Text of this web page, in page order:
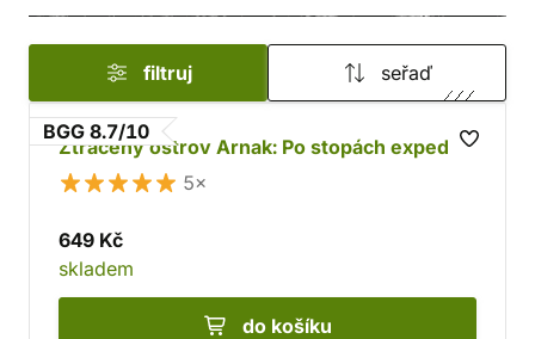
posílíš svou výpravu pomocí mocných artefaktů?
filtruj seřaď
BGG 8.7/10
Ztracený ostrov Arnak: Po stopách expedice
5×
649 Kč
skladem
do košíku